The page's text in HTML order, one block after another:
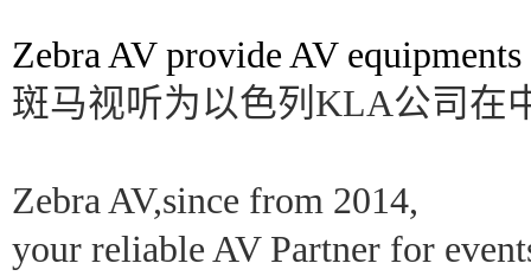
Zebra AV provide AV
斑马视听为以色列KLA公司在
Zebra AV,since from 2014,
your reliable AV Partner for